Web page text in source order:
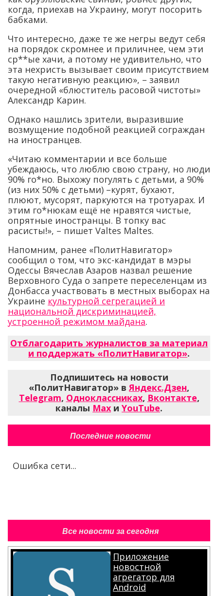
когда, приехав на Украину, могут посорить
бабками.
Что интересно, даже те же негры ведут себя
на порядок скромнее и приличнее, чем эти
ср**ые хачи, а потому не удивительно, что
эта нехристь вызывает своим присутствием
такую негативную реакцию», – заявил
очередной «блюститель расовой чистоты»
Александр Карин.
Однако нашлись зрители, выразившие
возмущение подобной реакцией сограждан
на иностранцев.
«Читаю комментарии и все больше
убеждаюсь, что люблю свою страну, но люди
90% го*но. Выхожу погулять с детьми, а 90%
(из них 50% с детьми) –курят, бухают,
плюют, мусорят, паркуются на тротуарах. И
этим го*нюкам ещё не нравятся чистые,
опрятные иностранцы. В топку вас
расисты!», – пишет Valtes Maltes.
Напомним, ранее «ПолитНавигатор»
сообщил о том, что экс-кандидат в мэры
Одессы Вячеслав Азаров назвал решение
Верховного Суда о запрете переселенцам из
Донбасса участвовать в местных выборах на
Украине культурной сегрегацией и
национальной дискриминацией,
устроенной режимом майдана.
Отблагодарить журналистов за материал
и поддержать «ПолитНавигатор».
Подпишитесь на новости
«ПолитНавигатор» вЯндекс.Дзен,
Telegram, Одноклассниках, Вконтакте,
каналы Max и YouTube.
Последние новости
Ошибка сети...
Все новости за сегодня
Приложение
новостной
агрегатор для
Android